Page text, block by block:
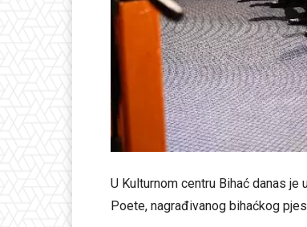
U Kulturnom centru Bihać danas
Poete, nagrađivanog bihaćkog